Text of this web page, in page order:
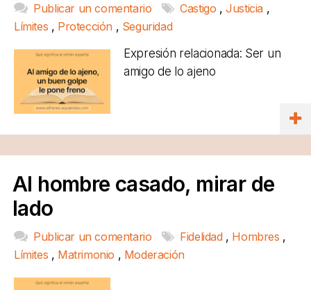
Publicar un comentario Castigo ,Justicia ,
Límites , Protección , Seguridad
Expresión relacionada: Ser un
amigo de lo ajeno
Al hombre casado, mirar de
lado
Publicar un comentario Fidelidad , Hombres ,
Límites , Matrimonio , Moderación